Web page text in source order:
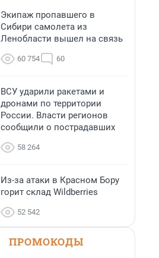
Экипаж пропавшего в
Сибири самолета из
Ленобласти вышел на связь
60 754 60
ВСУ ударили ракетами и
дронами по территории
России. Власти регионов
сообщили о пострадавших
58 264
Из-за атаки в Красном Бору
горит склад Wildberries
52 542
ПРОМОКОДЫ